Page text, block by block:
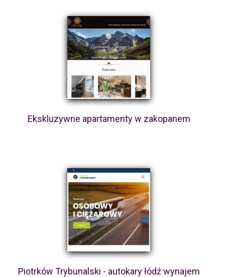
Ekskluzywne apartamenty w zakopanem
Piotrków Trybunalski - autokary łódź wynajem